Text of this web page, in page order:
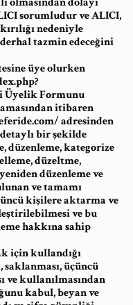
sorumludur ve ALICI,
nedeniyle
tazmin edeceğini
üye olurken
Üyelik Formunu
itibaren
adresinden
bir şekilde
kategorize
düzeltme,
düzenleme ve
ve tamamı
kişilere aktarma ve
ve bu
hakkına sahip
için kullandığı
üçüncü
kullanılmasından
kabul, beyan ve